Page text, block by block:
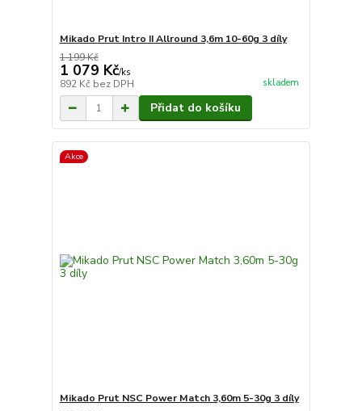
Mikado Prut Intro II Allround 3,6m 10-60g 3 díly
1 199 Kč
1 079 Kč/ks
892 Kč bez DPH skladem
Přidat do košíku
Akce
Mikado Prut NSC Power Match 3,60m 5-30g 3 díly